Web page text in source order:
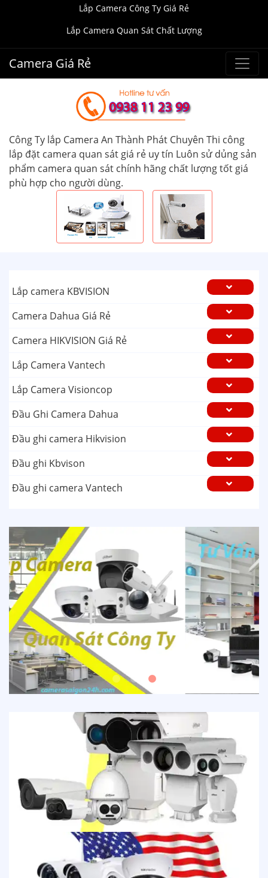
Lắp Camera Công Ty Giá Rẻ
Lắp Camera Quan Sát Chất Lượng
Camera Giá Rẻ
Công Ty lắp Camera An Thành Phát Chuyên Thi công
lắp đặt camera quan sát giá rẻ uy tín Luôn sử dủng sản
phẩm camera quan sát chính hãng chất lượng tốt giá
phù hợp cho người dùng.
Lắp camera KBVISION
Camera Dahua Giá Rẻ
Camera HIKVISION Giá Rẻ
Lắp Camera Vantech
Lắp Camera Visioncop
Đầu Ghi Camera Dahua
Đầu ghi camera Hikvision
Đầu ghi Kbvison
Đầu ghi camera Vantech